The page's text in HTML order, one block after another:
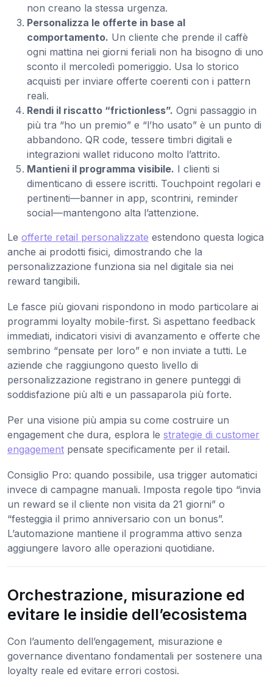
non creano la stessa urgenza.
Personalizza le offerte in base al
comportamento. Un cliente che prende il caffè
ogni mattina nei giorni feriali non ha bisogno di uno
sconto il mercoledì pomeriggio. Usa lo storico
acquisti per inviare offerte coerenti con i pattern
reali.
Rendi il riscatto “frictionless”. Ogni passaggio in
più tra “ho un premio” e “l’ho usato” è un punto di
abbandono. QR code, tessere timbri digitali e
integrazioni wallet riducono molto l’attrito.
Mantieni il programma visibile. I clienti si
dimenticano di essere iscritti. Touchpoint regolari e
pertinenti—banner in app, scontrini, reminder
social—mantengono alta l’attenzione.
Le offerte retail personalizzate estendono questa logica
anche ai prodotti fisici, dimostrando che la
personalizzazione funziona sia nel digitale sia nei
reward tangibili.
Le fasce più giovani rispondono in modo particolare ai
programmi loyalty mobile-first. Si aspettano feedback
immediati, indicatori visivi di avanzamento e offerte che
sembrino “pensate per loro” e non inviate a tutti. Le
aziende che raggiungono questo livello di
personalizzazione registrano in genere punteggi di
soddisfazione più alti e un passaparola più forte.
Per una visione più ampia su come costruire un
engagement che dura, esplora le strategie di customer
engagement pensate specificamente per il retail.
Consiglio Pro: quando possibile, usa trigger automatici
invece di campagne manuali. Imposta regole tipo “invia
un reward se il cliente non visita da 21 giorni” o
“festeggia il primo anniversario con un bonus”.
L’automazione mantiene il programma attivo senza
aggiungere lavoro alle operazioni quotidiane.
Orchestrazione, misurazione ed
evitare le insidie dell’ecosistema
Con l’aumento dell’engagement, misurazione e
governance diventano fondamentali per sostenere una
loyalty reale ed evitare errori costosi.